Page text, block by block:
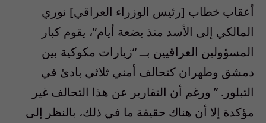
أعقاب خطاب [رئيس الوزراء العراقي] نوري
المالكي إلى الأسد منذ بضعة أيام”، يقوم كبار
المسؤولين العراقيين بــ “زيارات مكوكية بين
دمشق وطهران كتحالف أمني ثلاثي بادئ في
التبلور. ” ورغم أن التقارير عن هذا التحالف غير
مؤكدة إلا أن هناك حقيقة ما في ذلك، بالنظر إلى